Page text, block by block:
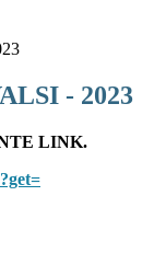
- 2023
LINK.